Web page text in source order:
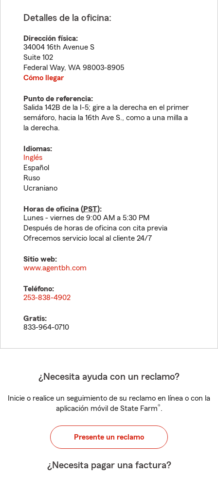
Detalles de la oficina:
Dirección física:
34004 16th Avenue S
Suite 102
Federal Way, WA 98003-8905
Cómo llegar
Punto de referencia:
Salida 142B de la I-5; gire a la derecha en el primer
semáforo, hacia la 16th Ave S., como a una milla a
la derecha.
Idiomas:
Inglés
Español
Ruso
Ucraniano
Horas de oficina (PST):
Lunes - viernes de 9:00 AM a 5:30 PM
Después de horas de oficina con cita previa
Ofrecemos servicio local al cliente 24/7
Sitio web:
www.agentbh.com
Teléfono:
253-838-4902
Gratis:
833-964-0710
¿Necesita ayuda con un reclamo?
Inicie o realice un seguimiento de su reclamo en línea o con la
aplicación móvil de State Farm®.
Presente un reclamo
¿Necesita pagar una factura?